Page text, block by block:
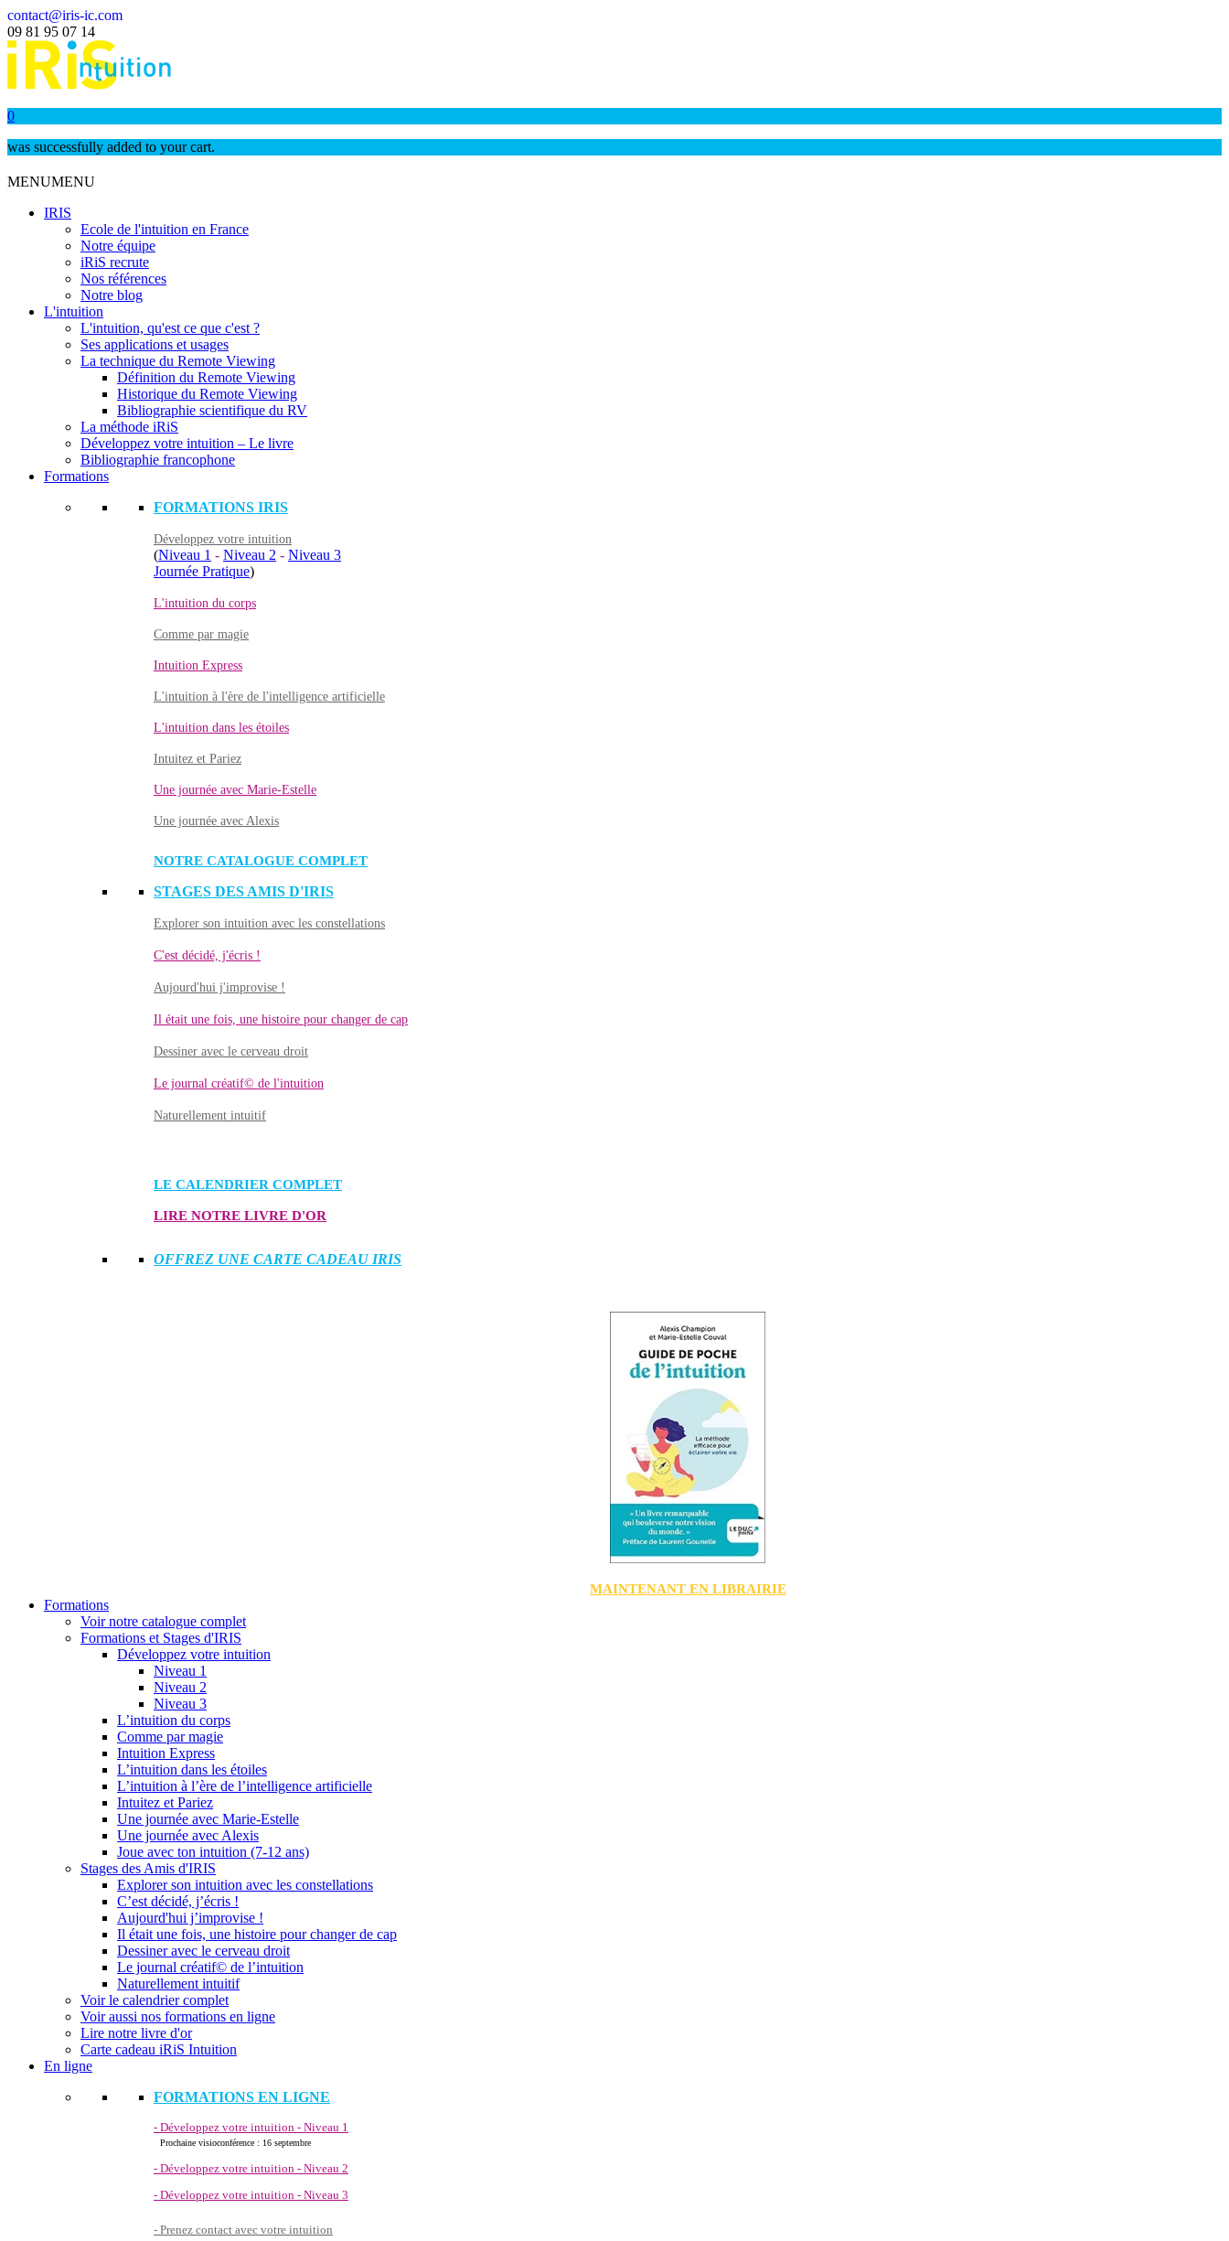
contact@iris-ic.com
09 81 95 07 14
0
was successfully added to your cart.
MENUMENU
IRIS
Ecole de l'intuition en France
Notre équipe
iRiS recrute
Nos références
Notre blog
L'intuition
L'intuition, qu'est ce que c'est ?
Ses applications et usages
La technique du Remote Viewing
Définition du Remote Viewing
Historique du Remote Viewing
Bibliographie scientifique du RV
La méthode iRiS
Développez votre intuition – Le livre
Bibliographie francophone
Formations
FORMATIONS IRIS
Développez votre intuition
(Niveau 1 - Niveau 2 - Niveau 3
Journée Pratique)
L'intuition du corps
Comme par magie
Intuition Express
L'intuition à l'ère de l'intelligence artificielle
L'intuition dans les étoiles
Intuitez et Pariez
Une journée avec Marie-Estelle
Une journée avec Alexis
NOTRE CATALOGUE COMPLET
STAGES DES AMIS D'IRIS
Explorer son intuition avec les constellations
C'est décidé, j'écris !
Aujourd'hui j'improvise !
Il était une fois, une histoire pour changer de cap
Dessiner avec le cerveau droit
Le journal créatif© de l'intuition
Naturellement intuitif
LE CALENDRIER COMPLET
LIRE NOTRE LIVRE D'OR
OFFREZ UNE CARTE CADEAU IRIS
MAINTENANT EN LIBRAIRIE
Formations
Voir notre catalogue complet
Formations et Stages d'IRIS
Développez votre intuition
Niveau 1
Niveau 2
Niveau 3
L’intuition du corps
Comme par magie
Intuition Express
L’intuition dans les étoiles
L’intuition à l’ère de l’intelligence artificielle
Intuitez et Pariez
Une journée avec Marie-Estelle
Une journée avec Alexis
Joue avec ton intuition (7-12 ans)
Stages des Amis d'IRIS
Explorer son intuition avec les constellations
C’est décidé, j’écris !
Aujourd'hui j’improvise !
Il était une fois, une histoire pour changer de cap
Dessiner avec le cerveau droit
Le journal créatif© de l’intuition
Naturellement intuitif
Voir le calendrier complet
Voir aussi nos formations en ligne
Lire notre livre d'or
Carte cadeau iRiS Intuition
En ligne
FORMATIONS EN LIGNE
- Développez votre intuition - Niveau 1
Prochaine visioconférence : 16 septembre
- Développez votre intuition - Niveau 2
- Développez votre intuition - Niveau 3
- Prenez contact avec votre intuition